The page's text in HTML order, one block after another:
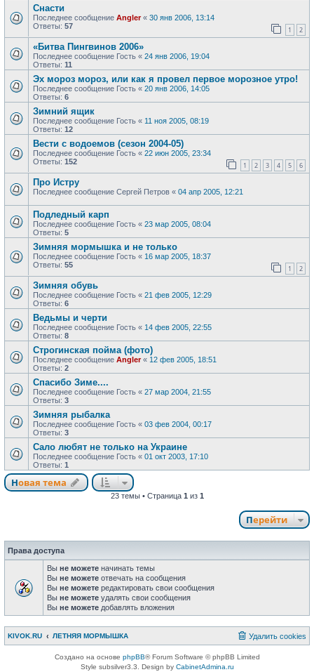
Снасти
Последнее сообщение Angler« 30 янв 2006, 13:14
Ответы: 57 1 2
«Битва Пингвинов 2006»
Последнее сообщение Гость « 24 янв 2006, 19:04
Ответы: 11
Эх мороз мороз, или как я провел первое морозное утро!
Последнее сообщение Гость « 20 янв 2006, 14:05
Ответы: 6
Зимний ящик
Последнее сообщение Гость « 11 ноя 2005, 08:19
Ответы: 12
Вести с водоемов (сезон 2004-05)
Последнее сообщение Гость « 22 июн 2005, 23:34
Ответы: 152 1 2 3 4 5 6
Про Истру
Последнее сообщение Сергей Петров « 04 апр 2005, 12:21
Подледный карп
Последнее сообщение Гость « 23 мар 2005, 08:04
Ответы: 5
Зимняя мормышка и не только
Последнее сообщение Гость « 16 мар 2005, 18:37
Ответы: 55 1 2
Зимняя обувь
Последнее сообщение Гость « 21 фев 2005, 12:29
Ответы: 6
Ведьмы и черти
Последнее сообщение Гость « 14 фев 2005, 22:55
Ответы: 8
Строгинская пойма (фото)
Последнее сообщение Angler« 12 фев 2005, 18:51
Ответы: 2
Спасибо Зиме....
Последнее сообщение Гость « 27 мар 2004, 21:55
Ответы: 3
Зимняя рыбалка
Последнее сообщение Гость « 03 фев 2004, 00:17
Ответы: 3
Сало любят не только на Украине
Последнее сообщение Гость « 01 окт 2003, 17:10
Ответы: 1
Новая тема
23 темы • Страница 1 из 1
Перейти
Права доступа
Вы не можете начинать темы
Вы не можете отвечать на сообщения
Вы не можете редактировать свои сообщения
Вы не можете удалять свои сообщения
Вы не можете добавлять вложения
KIVOK.RU ЛЕТНЯЯ МОРМЫШКА Удалить cookies
Создано на основе phpBB® Forum Software © phpBB Limited
Style subsilver3.3. Design by CabinetAdmina.ru